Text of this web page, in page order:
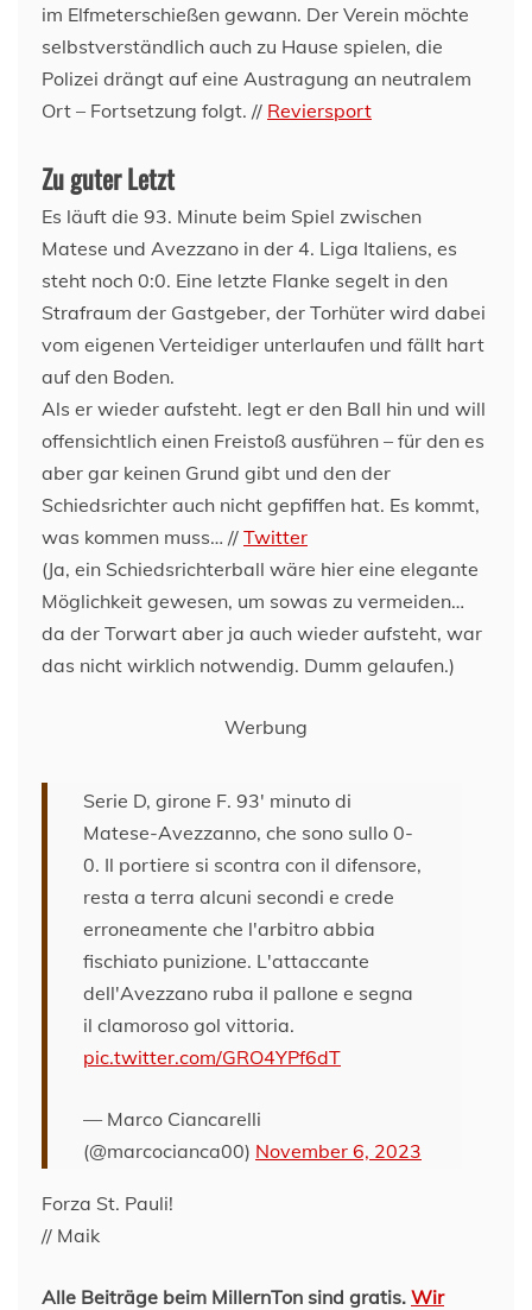
im Elfmeterschießen gewann. Der Verein möchte
selbstverständlich auch zu Hause spielen, die
Polizei drängt auf eine Austragung an neutralem
Ort – Fortsetzung folgt. // Reviersport
Zu guter Letzt
Es läuft die 93. Minute beim Spiel zwischen
Matese und Avezzano in der 4. Liga Italiens, es
steht noch 0:0. Eine letzte Flanke segelt in den
Strafraum der Gastgeber, der Torhüter wird dabei
vom eigenen Verteidiger unterlaufen und fällt hart
auf den Boden.
Als er wieder aufsteht. legt er den Ball hin und will
offensichtlich einen Freistoß ausführen – für den es
aber gar keinen Grund gibt und den der
Schiedsrichter auch nicht gepfiffen hat. Es kommt,
was kommen muss… // Twitter
(Ja, ein Schiedsrichterball wäre hier eine elegante
Möglichkeit gewesen, um sowas zu vermeiden…
da der Torwart aber ja auch wieder aufsteht, war
das nicht wirklich notwendig. Dumm gelaufen.)
Werbung
Serie D, girone F. 93' minuto di
Matese-Avezzanno, che sono sullo 0-
0. Il portiere si scontra con il difensore,
resta a terra alcuni secondi e crede
erroneamente che l'arbitro abbia
fischiato punizione. L'attaccante
dell'Avezzano ruba il pallone e segna
il clamoroso gol vittoria.
pic.twitter.com/GRO4YPf6dT
— Marco Ciancarelli
(@marcocianca00) November 6, 2023
Forza St. Pauli!
// Maik
Alle Beiträge beim MillernTon sind gratis. Wir